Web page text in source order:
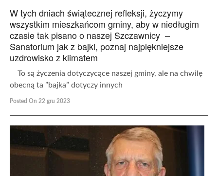
W tych dniach świątecznej refleksji, życzymy
wszystkim mieszkańcom gminy, aby w niedługim
czasie tak pisano o naszej Szczawnicy –
Sanatorium jak z bajki, poznaj najpiękniejsze
uzdrowisko z klimatem
To są życzenia dotyczycące naszej gminy, ale na chwilę
obecną ta ”bajka” dotyczy innych
Posted On 22 gru 2023